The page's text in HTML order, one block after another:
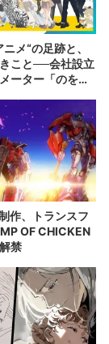
メ“の足跡と、
こと──会社設立
ーター「のを
OF CHICKEN
禁